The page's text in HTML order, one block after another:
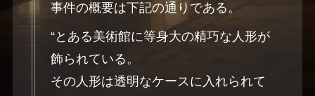
事件の概要は下記の通りである。
“とある美術館に等身大の精巧な人形が
飾られている。
その人形は透明なケースに入れられて